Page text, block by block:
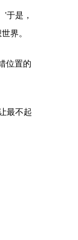
于是，
界。
位置的
最不起